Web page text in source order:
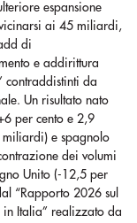
espansione
ai 45 miliardi,
di
e addirittura
contraddistinti da
Un risultato nato
per cento e 2,9
e spagnolo
dei volumi
Unito (-12,5 per
“Rapporto 2026 sul
Italia” realizzato da